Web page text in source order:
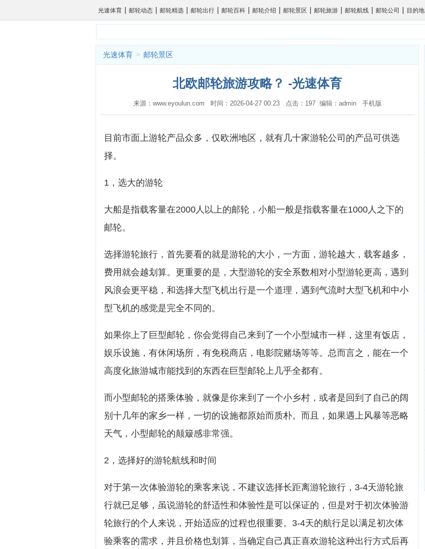
光速体育 | 邮轮动态 | 邮轮精选 | 邮轮出行 | 邮轮百科 | 邮轮介绍 | 邮轮景区 | 邮轮旅游 | 邮轮航线 | 邮轮公司 | 目的地
光速体育 > 邮轮景区
北欧邮轮旅游攻略？ -光速体育
来源：www.eyoulun.com 时间：2026-04-27 00:23 点击：197 编辑：admin 手机版
目前市面上游轮产品众多，仅欧洲地区，就有几十家游轮公司的产品可供选
择。
1，选大的游轮
大船是指载客量在2000人以上的邮轮，小船一般是指载客量在1000人之下的
邮轮。
选择游轮旅行，首先要看的就是游轮的大小，一方面，游轮越大，载客越多，
费用就会越划算。更重要的是，大型游轮的安全系数相对小型游轮更高，遇到
风浪会更平稳，和选择大型飞机出行是一个道理，遇到气流时大型飞机和中小
型飞机的感觉是完全不同的。
如果你上了巨型邮轮，你会觉得自己来到了一个小型城市一样，这里有饭店，
娱乐设施，有休闲场所，有免税商店，电影院赌场等等。总而言之，能在一个
高度化旅游城市能找到的东西在巨型邮轮上几乎全都有。
而小型邮轮的搭乘体验，就像是你来到了一个小乡村，或者是回到了自己的阔
别十几年的家乡一样，一切的设施都原始而质朴。而且，如果遇上风暴等恶略
天气，小型邮轮的颠簸感非常强。
2，选择好的游轮航线和时间
对于第一次体验游轮的乘客来说，不建议选择长距离游轮旅行，3-4天游轮旅
行就已足够，虽说游轮的舒适性和体验性是可以保证的，但是对于初次体验游
轮旅行的个人来说，开始适应的过程也很重要。3-4天的航行足以满足初次体
验乘客的需求，并且价格也划算，当确定自己真正喜欢游轮这种出行方式后再